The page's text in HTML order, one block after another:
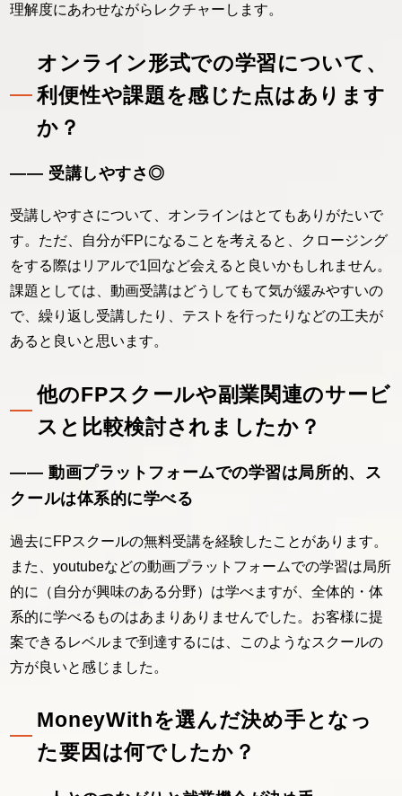
理解度にあわせながらレクチャーします。
オンライン形式での学習について、
利便性や課題を感じた点はあります
か？
―― 受講しやすさ◎
受講しやすさについて、オンラインはとてもありがたいで
す。ただ、自分がFPになることを考えると、クロージング
をする際はリアルで1回など会えると良いかもしれません。
課題としては、動画受講はどうしてもて気が緩みやすいの
で、繰り返し受講したり、テストを行ったりなどの工夫が
あると良いと思います。
他のFPスクールや副業関連のサービ
スと比較検討されましたか？
―― 動画プラットフォームでの学習は局所的、ス
クールは体系的に学べる
過去にFPスクールの無料受講を経験したことがあります。
また、youtubeなどの動画プラットフォームでの学習は局所
的に（自分が興味のある分野）は学べますが、全体的・体
系的に学べるものはあまりありませんでした。お客様に提
案できるレベルまで到達するには、このようなスクールの
方が良いと感じました。
MoneyWithを選んだ決め手となっ
た要因は何でしたか？